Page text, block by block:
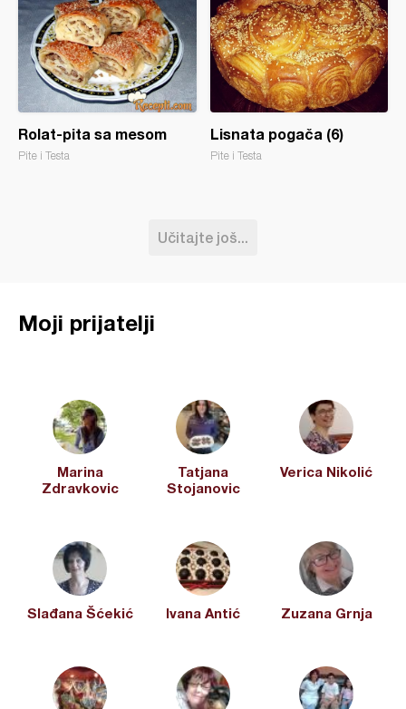
Rolat-pita sa mesom
Pite i Testa
Lisnata pogača (6)
Pite i Testa
Učitajte još...
Moji prijatelji
Marina
Zdravkovic
Tatjana
Stojanovic
Verica Nikolić
Slađana Šćekić Ivana Antić Zuzana Grnja